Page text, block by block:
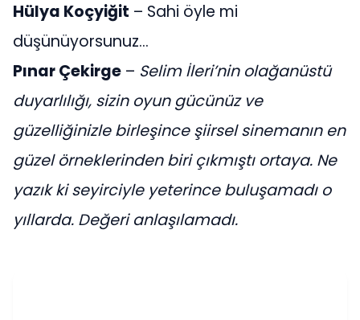
Hülya Koçyiğit – Sahi öyle mi
düşünüyorsunuz…
Pınar Çekirge – Selim İleri’nin olağanüstü
duyarlılığı, sizin oyun gücünüz ve
güzelliğinizle birleşince şiirsel sinemanın en
güzel örneklerinden biri çıkmıştı ortaya. Ne
yazık ki seyirciyle yeterince buluşamadı o
yıllarda. Değeri anlaşılamadı.